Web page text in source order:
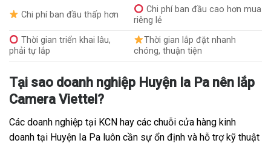
Chi phí ban đầu thấp hơn
Chi phí ban đầu cao hơn mua
riêng lẻ
Thời gian triển khai lâu,
phải tự lắp
Thời gian lắp đặt nhanh
chóng, thuận tiện
Tại sao doanh nghiệp Huyện Ia Pa nên lắp
Camera Viettel?
Các doanh nghiệp tại KCN hay các chuỗi cửa hàng kinh
doanh tại Huyện Ia Pa luôn cần sự ổn định và hỗ trợ kỹ thuật